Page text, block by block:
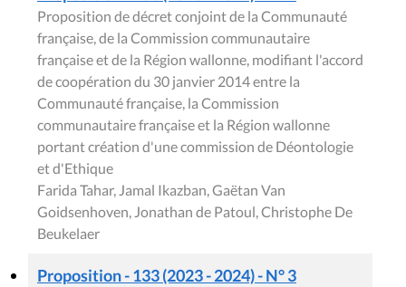
Proposition de décret conjoint de la Communauté
française, de la Commission communautaire
française et de la Région wallonne, modifiant l'accord
de coopération du 30 janvier 2014 entre la
Communauté française, la Commission
communautaire française et la Région wallonne
portant création d'une commission de Déontologie
et d'Ethique
Farida Tahar, Jamal Ikazban, Gaëtan Van
Goidsenhoven, Jonathan de Patoul, Christophe De
Beukelaer
Proposition - 133 (2023 - 2024) - N° 3